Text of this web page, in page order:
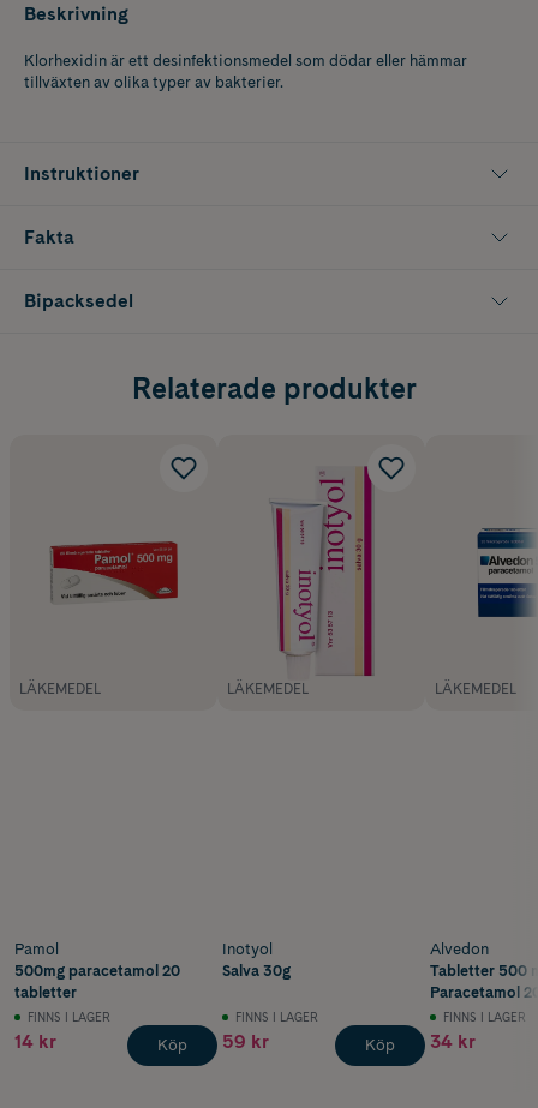
Beskrivning
Klorhexidin är ett desinfektionsmedel som dödar eller hämmar
tillväxten av olika typer av bakterier.
Instruktioner
Fakta
Bipacksedel
Relaterade produkter
LÄKEMEDEL
Pamol
500mg paracetamol 20
tabletter
FINNS I LAGER
14 kr Köp
LÄKEMEDEL
Inotyol
Salva 30g
FINNS I LAGER
59 kr Köp
LÄKEMEDEL
Alvedon
Tabletter 500
Paracetamol
FINNS I LAGER
34 kr